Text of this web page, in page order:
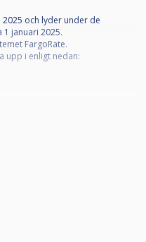
2025 och lyder under de
januari 2025.
FargoRate.
upp i enligt nedan: